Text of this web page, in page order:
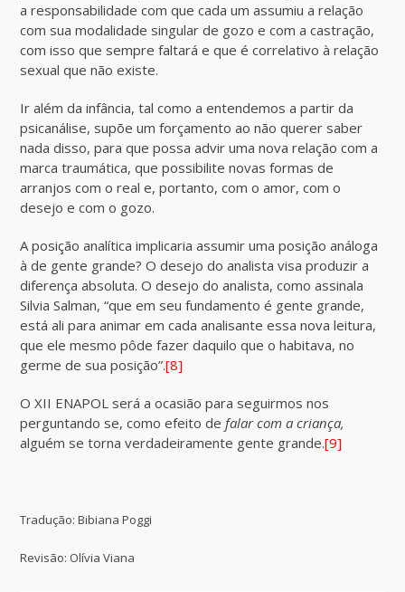
a responsabilidade com que cada um assumiu a relação
com sua modalidade singular de gozo e com a castração,
com isso que sempre faltará e que é correlativo à relação
sexual que não existe.
Ir além da infância, tal como a entendemos a partir da
psicanálise, supõe um forçamento ao não querer saber
nada disso, para que possa advir uma nova relação com a
marca traumática, que possibilite novas formas de
arranjos com o real e, portanto, com o amor, com o
desejo e com o gozo.
A posição analítica implicaria assumir uma posição análoga
à de gente grande? O desejo do analista visa produzir a
diferença absoluta. O desejo do analista, como assinala
Silvia Salman, “que em seu fundamento é gente grande,
está ali para animar em cada analisante essa nova leitura,
que ele mesmo pôde fazer daquilo que o habitava, no
germe de sua posição”.[8]
O XII ENAPOL será a ocasião para seguirmos nos
perguntando se, como efeito defalar com a criança,
alguém se torna verdadeiramente gente grande.[9]
Tradução: Bibiana Poggi
Revisão: Olívia Viana